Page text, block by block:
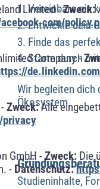
Limited -Zweck:
Company -
Zweck:Alle
GmbH -Zweck: Die
- Datenschutz:
Vereinbare ein
Entwickle dein
Finde das
Starte durch
Wir begleiten dich
Ökosystem.
Studieninhalte,